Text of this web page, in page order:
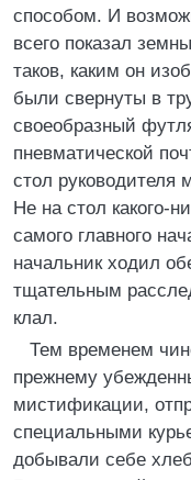
способом. И
всего показал
таков, каким он
были свернуты в
своеобразный
пневматической
стол руководителя
Не на стол какого-
самого главного
начальник ходил
тщательным
клал.
Тем временем
прежнему
мистификации,
специальными
добывали себе